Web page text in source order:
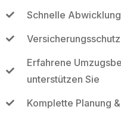
Schnelle
Erfahrene
unterstützen Sie
Komplette Planung